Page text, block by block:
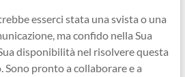
esserci stata una svista o una
ma confido nella Sua
disponibilità nel risolvere questa
pronto a collaborare e a